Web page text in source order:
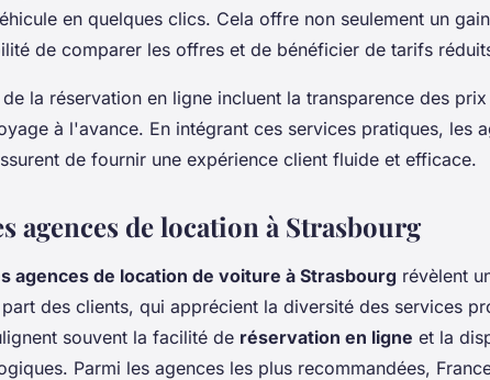
en quelques clics. Cela offre non seulement un
de comparer les offres et de bénéficier de tarifs
de la réservation en ligne incluent la transparence des
à l'avance. En intégrant ces services pratiques, les
de fournir une expérience client fluide et efficace.
agences de location à Strasbourg
agences de location de voiture à Strasbourg révèlent
des clients, qui apprécient la diversité des services
souvent la facilité de réservation en ligne et la
Parmi les agences les plus recommandées,